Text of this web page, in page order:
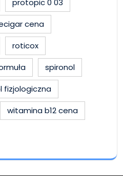
cena
roticox
spironol
fizjologiczna
witamina b12 cena